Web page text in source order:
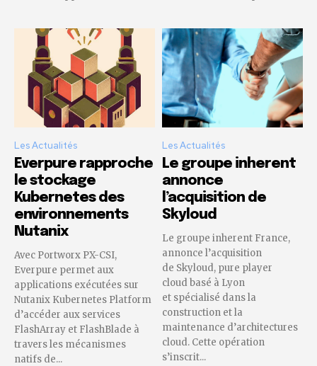
Les Actualités
Everpure rapproche
le stockage
Kubernetes des
environnements
Nutanix
Avec Portworx PX-CSI,
Everpure permet aux
applications exécutées sur
Nutanix Kubernetes Platform
d’accéder aux services
FlashArray et FlashBlade à
travers les mécanismes
natifs de...
Les Actualités
Le groupe inherent
annonce
l’acquisition de
Skyloud
Le groupe inherent France,
annonce l’acquisition
de Skyloud, pure player
cloud basé à Lyon
et spécialisé dans la
construction et la
maintenance d’architectures
cloud. Cette opération
s’inscrit...